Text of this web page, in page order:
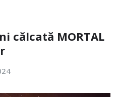
călcată MORTAL